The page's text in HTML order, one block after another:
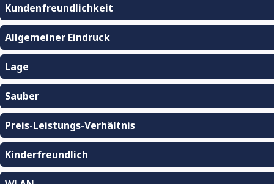
Kundenfreundlichkeit
Allgemeiner Eindruck
Lage
Sauber
Preis-Leistungs-Verhältnis
Kinderfreundlich